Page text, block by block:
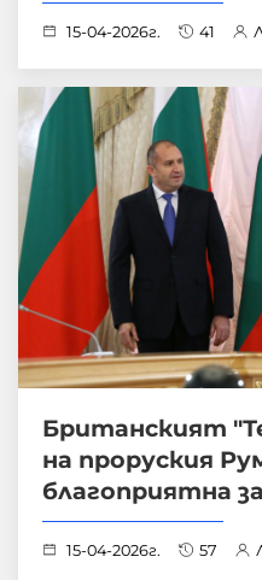
15-04-2026г. 41
Британският
на проруския
благоприятна
15-04-2026г. 57